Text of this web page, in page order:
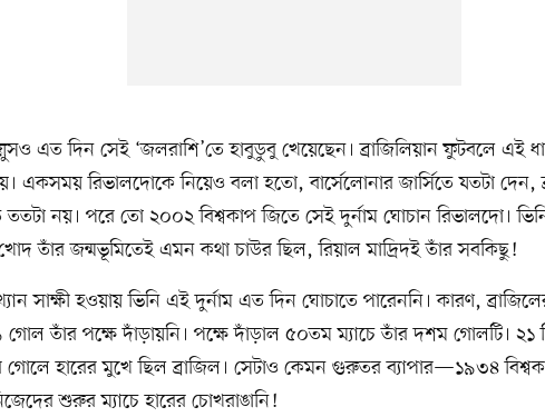
এত দিন সেই ‘জলরাশি’তে হাবুডুবু খেয়েছেন। ব্রাজিলিয়ান ফুটবলে এই
একসময় রিভালদোকে নিয়েও বলা হতো, বার্সেলোনার জার্সিতে যতটা দেন,
ততটা নয়। পরে তো ২০০২ বিশ্বকাপ জিতে সেই দুর্নাম ঘোচান রিভালদো।
তাঁর জন্মভূমিতেই এমন কথা চাউর ছিল, রিয়াল মাদ্রিদই তাঁর সবকিছু!
সাক্ষী হওয়ায় ভিনি এই দুর্নাম এত দিন ঘোচাতে পারেননি। কারণ,
গোল তাঁর পক্ষে দাঁড়ায়নি। পক্ষে দাঁড়াল ৫০তম ম্যাচে তাঁর দশম গোলটি। ২১
গোলে হারের মুখে ছিল ব্রাজিল। সেটাও কেমন গুরুতর ব্যাপার—১৯৩৪
শুরুর ম্যাচে হারের চোখরাঙানি!